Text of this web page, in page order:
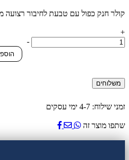
קולר חנק כפול עם טבעת לחיבור
+
כמות
של
כפול
-
משלוחים
זמני שילוח: 4-7 ימי עסקים
שתפו מוצר זה